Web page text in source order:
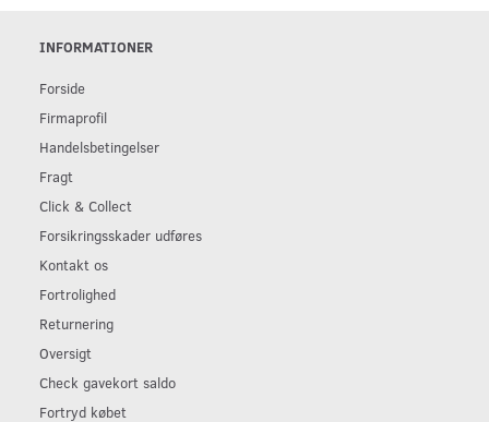
INFORMATIONER
Forside
Firmaprofil
Handelsbetingelser
Fragt
Click & Collect
Forsikringsskader udføres
Kontakt os
Fortrolighed
Returnering
Oversigt
Check gavekort saldo
Fortryd købet